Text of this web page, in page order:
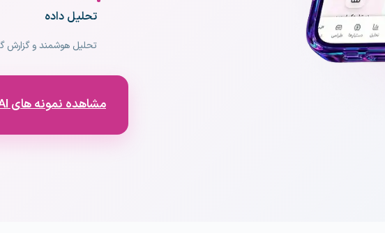
تحلیل داده
تحلیل هوشمند و گزارش
مشاهده نمونه های AI